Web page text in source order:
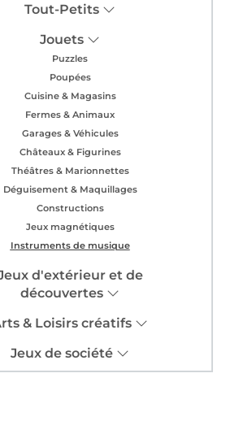
Tout-Petits
Jouets
Puzzles
Poupées
Cuisine & Magasins
Fermes & Animaux
Garages & Véhicules
Châteaux & Figurines
Théâtres & Marionnettes
Déguisement & Maquillages
Constructions
Jeux magnétiques
Instruments de musique
d'extérieur et de
découvertes
& Loisirs créatifs
Jeux de société